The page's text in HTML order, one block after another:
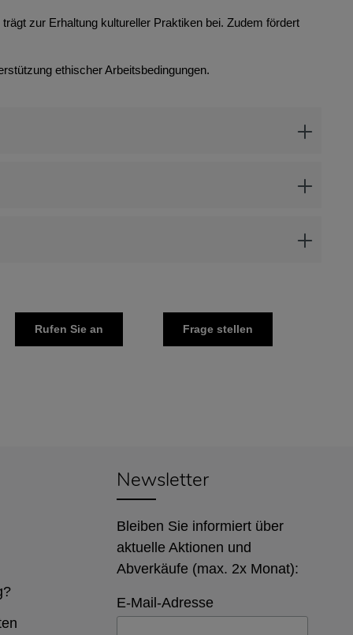
zur Erhaltung kultureller Praktiken bei. Zudem fördert
ethischer Arbeitsbedingungen.
Rufen Sie an Frage stellen
Newsletter
Bleiben Sie informiert über
aktuelle Aktionen und
Abverkäufe (max. 2x Monat):
E-Mail-Adresse